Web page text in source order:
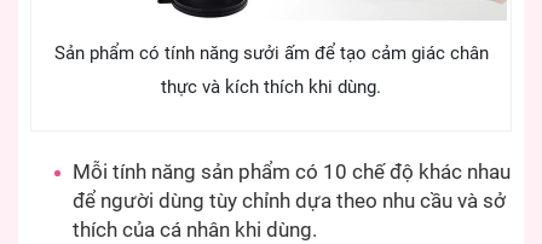
Sản phẩm có tính năng sưởi ấm để tạo cảm giác chân
thực và kích thích khi dùng.
Mỗi tính năng sản phẩm có 10 chế độ khác nhau
để người dùng tùy chỉnh dựa theo nhu cầu và sở
thích của cá nhân khi dùng.